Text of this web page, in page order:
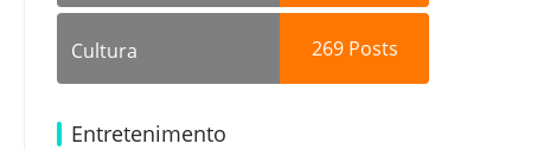
Cultura 269Posts
Entretenimento